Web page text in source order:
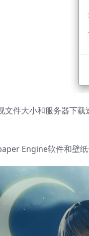
文件大小和服务器下
Engine软件和壁纸